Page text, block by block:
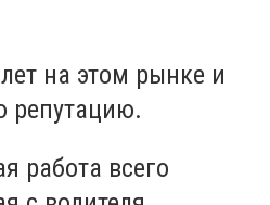
на этом рынке и
репутацию.
работа всего